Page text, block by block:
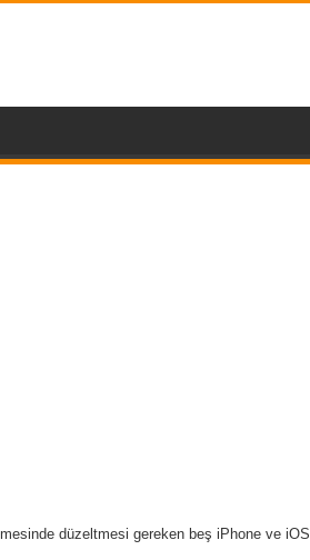
düzeltmesi gereken beş iPhone ve iOS